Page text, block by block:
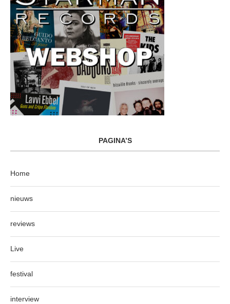
PAGINA’S
Home
nieuws
reviews
Live
festival
interview